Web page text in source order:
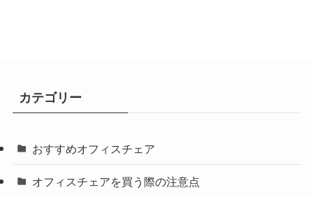
カテゴリー
おすすめオフィスチェア
オフィスチェアを買う際の注意点